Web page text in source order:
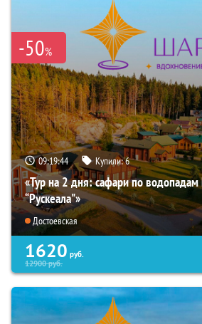
-50%
09:19:43 Купили:6
«Тур на 2 дня: сафари по водопадам
“Рускеала"»
Достоевская
1620 руб.
12900руб.